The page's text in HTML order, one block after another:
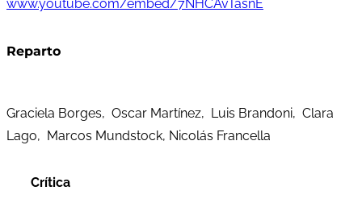
www.youtube.com/embed/7NHCAvTasnE
Reparto
Graciela Borges, Oscar Martínez, Luis Brandoni, Clara
Lago, Marcos Mundstock, Nicolás Francella
Crítica